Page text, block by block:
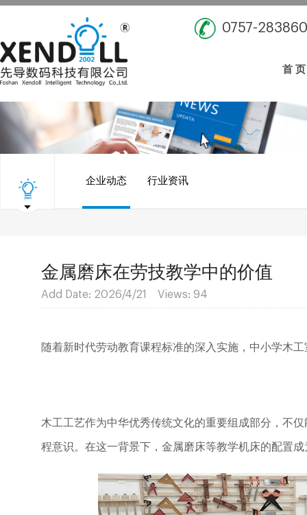
0757-
首 页
企业动态 行业资讯
金属磨床在劳技教学中的价值
Add Date: 2026/4/21 Views: 94
随着新时代劳动教育课程标准的深入实施，中小学木
木工工艺作为中华优秀传统文化的重要组成部分，不
程意识。在这一背景下，金属磨床等教学机床的配置